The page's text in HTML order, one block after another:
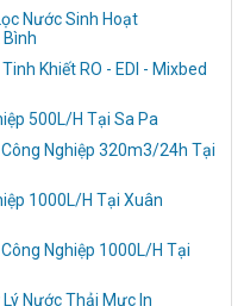
Nước Sinh Hoạt
Khiết RO - EDI - Mixbed
500L/H Tại Sa Pa
Nghiệp 320m3/24h Tại
1000L/H Tại Xuân
Nghiệp 1000L/H Tại
Nước Thải Mực In